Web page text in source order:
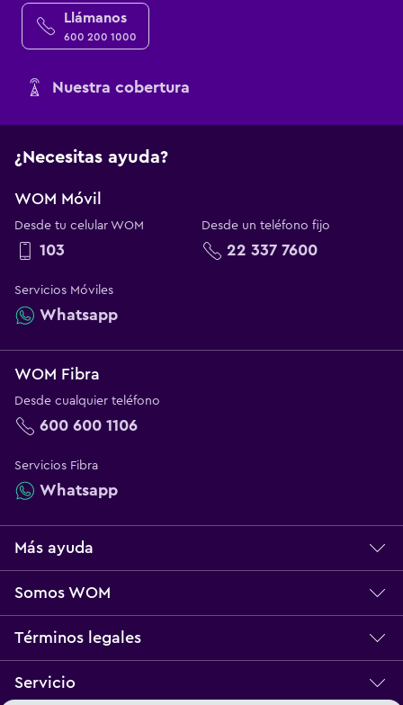
Llámanos
600 200 1000
Nuestra cobertura
¿Necesitas ayuda?
WOM Móvil
Desde tu celular WOM
103
Desde un teléfono fijo
22 337 7600
Servicios Móviles
Whatsapp
WOM Fibra
Desde cualquier teléfono
600 600 1106
Servicios Fibra
Whatsapp
Más ayuda
Servicio técnico
Norma Multibanda
Reclamos
Somos WOM
Sobre WOM
Nuestros Valores
Trabaja con Nosotros
Términos legales
Bases Legales
Servicio